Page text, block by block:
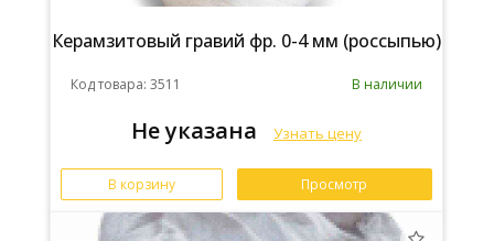
Керамзитовый гравий фр. 0-4 мм (россыпью)
Код товара: 3511 В наличии
Не указана Узнать цену
В корзину Просмотр